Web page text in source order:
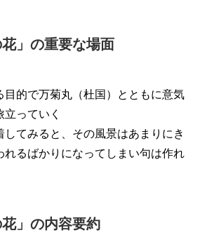
花」の重要な場面
目的で万菊丸（杜国）とともに意気
っていく
してみると、その風景はあまりにき
れるばかりになってしまい句は作れ
花」の内容要約